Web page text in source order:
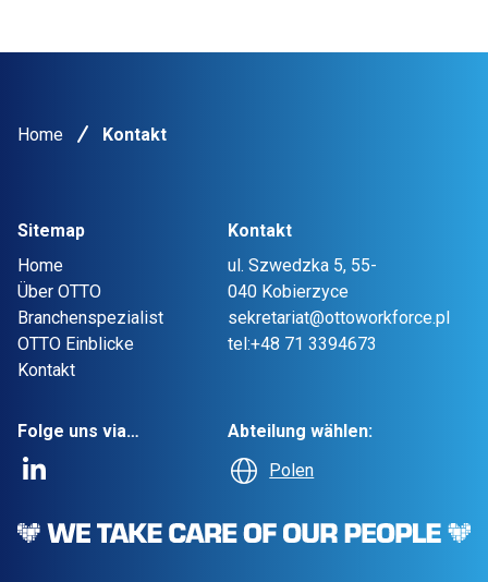
Home Kontakt
Sitemap
Home
Über OTTO
Branchenspezialist
OTTO Einblicke
Kontakt
Kontakt
ul. Szwedzka 5, 55-
040 Kobierzyce
sekretariat@ottoworkforce.pl
tel:+48 71 3394673
Folge uns via…
Abteilung wählen:
Polen